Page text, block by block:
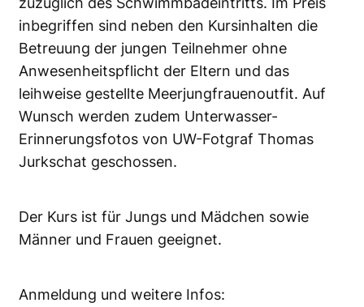
inbegriffen sind neben den Kursinhalten die
Betreuung der jungen Teilnehmer ohne
Anwesenheitspflicht der Eltern und das
leihweise gestellte Meerjungfrauenoutfit. Auf
Wunsch werden zudem Unterwasser-
Erinnerungsfotos von UW-Fotgraf Thomas
Jurkschat geschossen.
Der Kurs ist für Jungs und Mädchen sowie
Männer und Frauen geeignet.
Anmeldung und weitere Infos: